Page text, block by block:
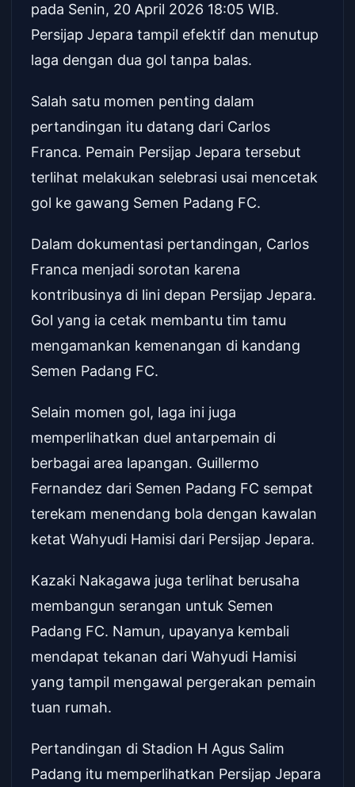
pada Senin, 20 April 2026 18:05 WIB.
Persijap Jepara tampil efektif dan menutup
laga dengan dua gol tanpa balas.
Salah satu momen penting dalam
pertandingan itu datang dari Carlos
Franca. Pemain Persijap Jepara tersebut
terlihat melakukan selebrasi usai mencetak
gol ke gawang Semen Padang FC.
Dalam dokumentasi pertandingan, Carlos
Franca menjadi sorotan karena
kontribusinya di lini depan Persijap Jepara.
Gol yang ia cetak membantu tim tamu
mengamankan kemenangan di kandang
Semen Padang FC.
Selain momen gol, laga ini juga
memperlihatkan duel antarpemain di
berbagai area lapangan. Guillermo
Fernandez dari Semen Padang FC sempat
terekam menendang bola dengan kawalan
ketat Wahyudi Hamisi dari Persijap Jepara.
Kazaki Nakagawa juga terlihat berusaha
membangun serangan untuk Semen
Padang FC. Namun, upayanya kembali
mendapat tekanan dari Wahyudi Hamisi
yang tampil mengawal pergerakan pemain
tuan rumah.
Pertandingan di Stadion H Agus Salim
Padang itu memperlihatkan Persijap Jepara